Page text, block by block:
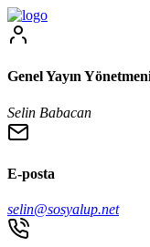
Genel Yayın
Selin Babacan
E-posta
selin@sosyalup.net